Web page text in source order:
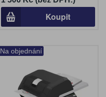
Koupit
Na objednání